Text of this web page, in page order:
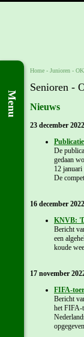
Menu
Home - Junioren -
Senioren -
Nieuws
23 december 2022
De
gedaan
12
De
16 december 2022
KNVB:
Bericht
een
koude
17 november
FIFA-
Bericht
het FIFA-